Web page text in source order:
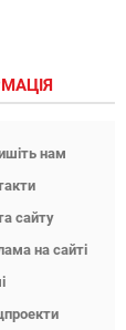
нам
сайту
на сайті